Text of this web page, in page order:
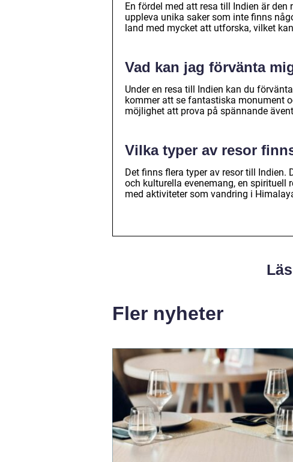
En fördel med att resa till Indien är
uppleva unika saker som inte finns
land med mycket att utforska, vilket
Vad kan jag förvänta
Under en resa till Indien kan du
kommer att se fantastiska monument
möjlighet att prova på spännande
Vilka typer av resor
Det finns flera typer av resor till
och kulturella evenemang, en spirituell
med aktiviteter som vandring i
Fler nyheter